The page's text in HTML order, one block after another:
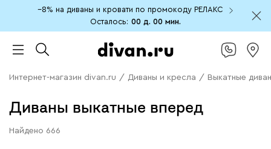
−8% на диваны и кровати по промокоду РЕЛАКС
Осталось: 00 д. 00 мин.
Интернет-магазин divan.ru / Диваны и кресла / Выкатные
Диваны выкатные вперед
Найдено 666